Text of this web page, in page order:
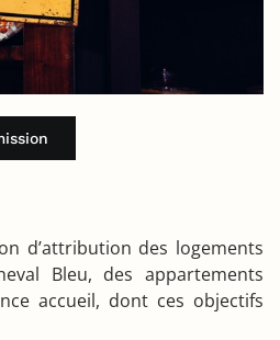
d’attribution des logements
Bleu, des appartements
accueil, dont ces objectifs